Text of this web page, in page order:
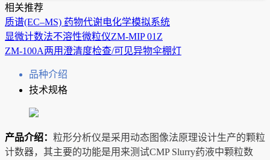
相关推荐
质谱(EC–MS) 药物代谢电化学模拟系统
显微计数法不溶性微粒仪ZM-MIP 01Z
ZM-100A两用澄清度检查/可见异物伞棚灯
品种介绍
技术规格
产品介绍： 粒形分析仪是采用动态图像法原理设计生产的颗粒
计数器，其主要的功能是用来测试CMP Slurry药液中颗粒数